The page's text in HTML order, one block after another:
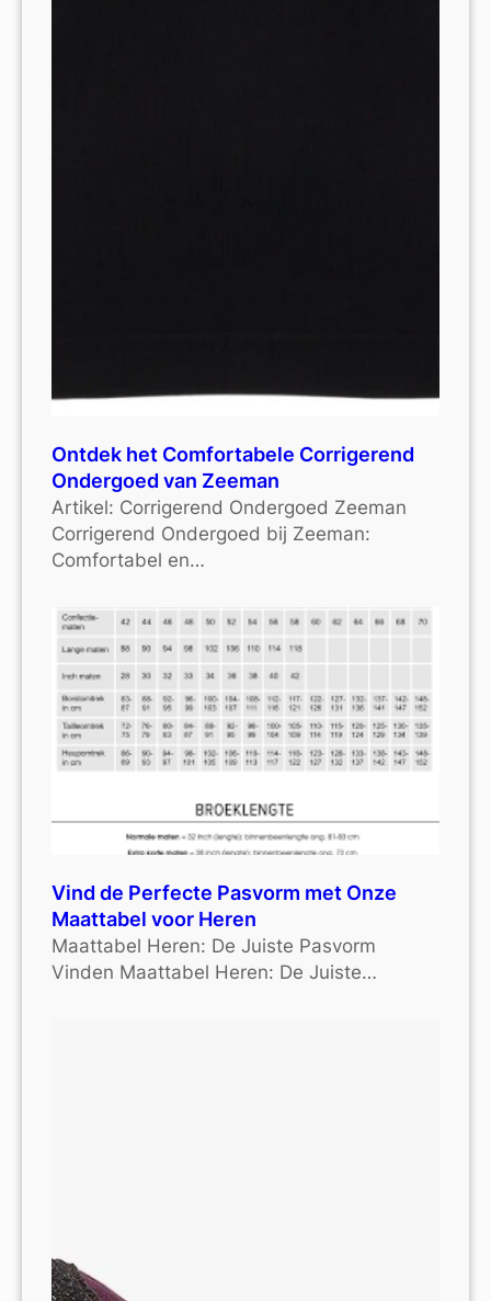
Ontdek het Comfortabele Corrigerend
Ondergoed van Zeeman
Artikel: Corrigerend Ondergoed Zeeman
Corrigerend Ondergoed bij Zeeman:
Comfortabel en…
Vind de Perfecte Pasvorm met Onze
Maattabel voor Heren
Maattabel Heren: De Juiste Pasvorm
Vinden Maattabel Heren: De Juiste…